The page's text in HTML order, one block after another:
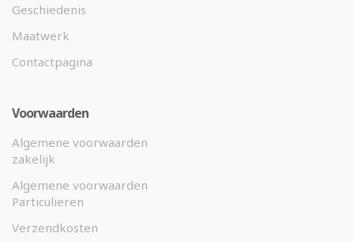
Geschiedenis
Maatwerk
Contactpagina
Voorwaarden
Algemene voorwaarden
zakelijk
Algemene voorwaarden
Particulieren
Verzendkosten